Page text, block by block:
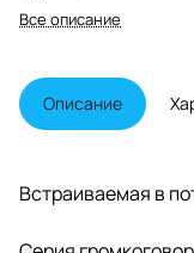
Все описание
Описание
Встраиваемая в